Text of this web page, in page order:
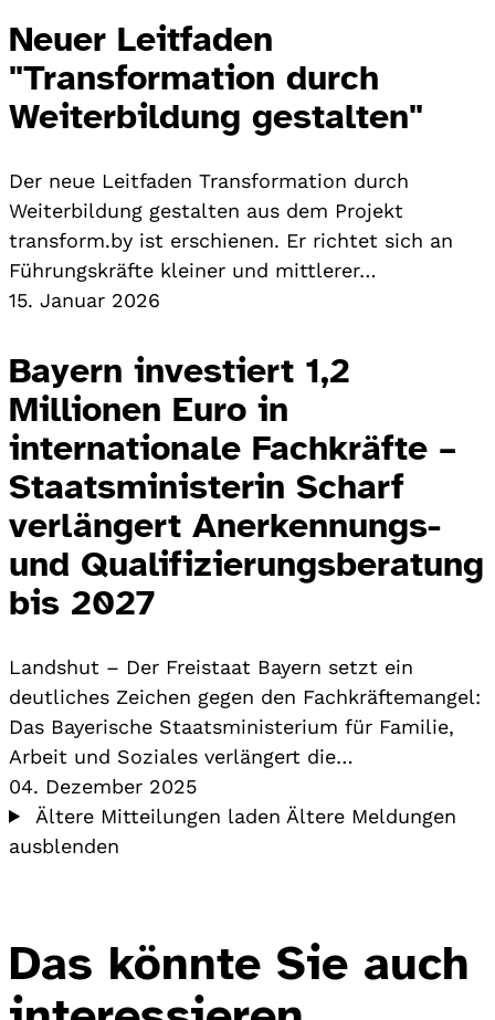
Neuer Leitfaden
"Transformation durch
Weiterbildung gestalten"
Der neue Leitfaden Transformation durch
Weiterbildung gestalten aus dem Projekt
transform.by ist erschienen. Er richtet sich an
Führungskräfte kleiner und mittlerer…
15. Januar 2026
Bayern investiert 1,2
Millionen Euro in
internationale Fachkräfte –
Staatsministerin Scharf
verlängert Anerkennungs-
und Qualifizierungsberatung
bis 2027
Landshut – Der Freistaat Bayern setzt ein
deutliches Zeichen gegen den Fachkräftemangel:
Das Bayerische Staatsministerium für Familie,
Arbeit und Soziales verlängert die…
04. Dezember 2025
Ältere Mitteilungen laden Ältere Meldungen
ausblenden
Das könnte Sie auch